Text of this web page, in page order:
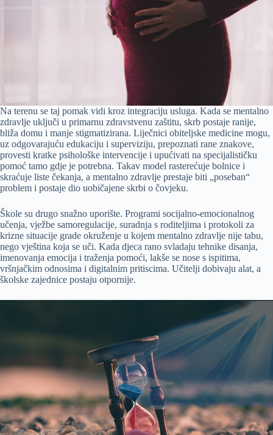
Na terenu se taj pomak vidi kroz integraciju usluga. Kada se mentalno
zdravlje uključi u primarnu zdravstvenu zaštitu, skrb postaje ranije,
bliža domu i manje stigmatizirana. Liječnici obiteljske medicine mogu,
uz odgovarajuću edukaciju i superviziju, prepoznati rane znakove,
provesti kratke psihološke intervencije i upućivati na specijalističku
pomoć tamo gdje je potrebna. Takav model rasterećuje bolnice i
skraćuje liste čekanja, a mentalno zdravlje prestaje biti „poseban“
problem i postaje dio uobičajene skrbi o čovjeku.
Škole su drugo snažno uporište. Programi socijalno-emocionalnog
učenja, vježbe samoregulacije, suradnja s roditeljima i protokoli za
krizne situacije grade okruženje u kojem mentalno zdravlje nije tabu,
nego vještina koja se uči. Kada djeca rano svladaju tehnike disanja,
imenovanja emocija i traženja pomoći, lakše se nose s ispitima,
vršnjačkim odnosima i digitalnim pritiscima. Učitelji dobivaju alat, a
školske zajednice postaju otpornije.